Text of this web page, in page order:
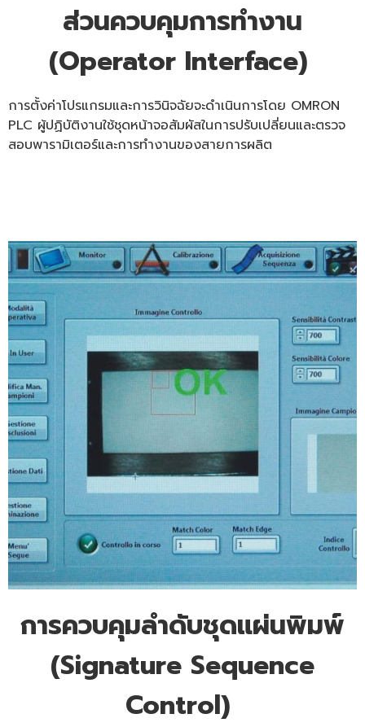
ส่วนควบคุมการทำงาน
(Operator Interface)
การตั้งค่าโปรแกรมและการวินิจฉัยจะดำเนินการโดย OMRON
PLC ผู้ปฏิบัติงานใช้ชุดหน้าจอสัมผัสในการปรับเปลี่ยนและตรวจ
สอบพารามิเตอร์และการทำงานของสายการผลิต
การควบคุมลำดับชุดแผ่นพิมพ์
(Signature Sequence
Control)